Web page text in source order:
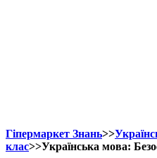
Гіпермаркет Знань>>
клас>>Українська мова: